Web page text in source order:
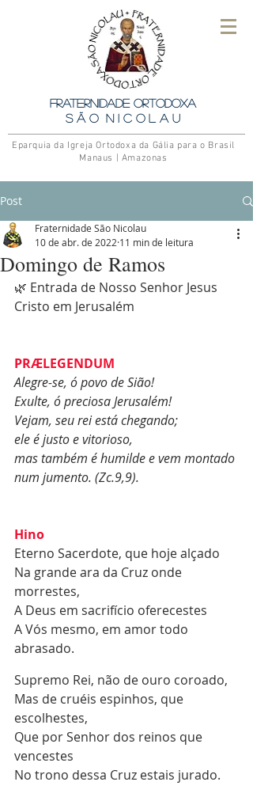
Fraternidade Ortodoxa
S ã o N i c o l a u
Eparquia da Igreja Ortodoxa da Gália para o Brasil
Manaus | Amazonas
Post
Domingo de Ramos
Fraternidade São Nicolau
10 de abr. de 2022 11 min de leitura
🌿 Entrada de Nosso Senhor Jesus
Cristo em Jerusalém
PRÆLEGENDUM
Alegre-se, ó povo de Sião!
Exulte, ó preciosa Jerusalém!
Vejam, seu rei está chegando;
ele é justo e vitorioso,
mas também é humilde e vem montado
num jumento. (Zc.9,9).
Hino
Eterno Sacerdote, que hoje alçado
Na grande ara da Cruz onde
morrestes,
A Deus em sacrifício oferecestes
A Vós mesmo, em amor todo
abrasado.
Supremo Rei, não de ouro coroado,
Mas de cruéis espinhos, que
escolhestes,
Que por Senhor dos reinos que
vencestes
No trono dessa Cruz estais jurado.